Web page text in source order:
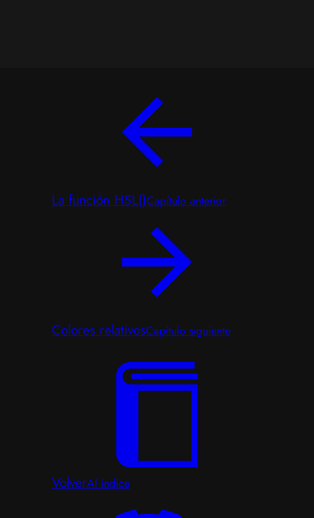
La función HSL()Capítulo anterior
Colores relativosCapítulo siguiente
VolverAl índice